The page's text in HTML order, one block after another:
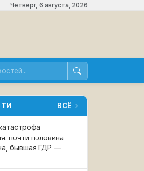
Четверг, 6 августа, 2026
ВСЁ
почти половина
бывшая ГДР —